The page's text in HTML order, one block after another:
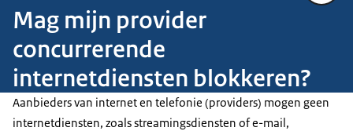
Mag mijn provider
concurrerende
internetdiensten blokkeren?
Aanbieders van internet en telefonie (providers) mogen geen
internetdiensten, zoals streamingsdiensten of e-mail,